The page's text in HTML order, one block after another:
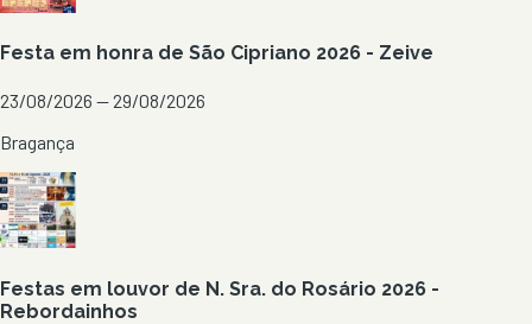
Festa em honra de São Cipriano 2026 - Zeive
23/08/2026 — 29/08/2026
Bragança
Festas em louvor de N. Sra. do Rosário 2026 -
Rebordainhos